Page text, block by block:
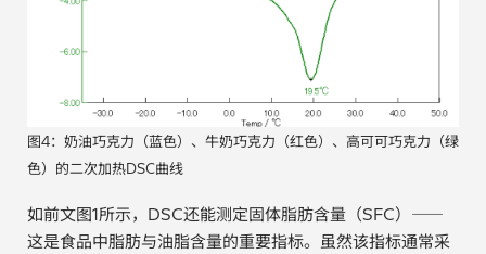
图4：奶油巧克力（蓝色）、牛奶巧克力（红色）、高可可巧克力（绿
色）的二次加热DSC曲线
如前文图1所示，DSC还能测定固体脂肪含量（SFC）——
这是食品中脂肪与油脂含量的重要指标。虽然该指标通常采